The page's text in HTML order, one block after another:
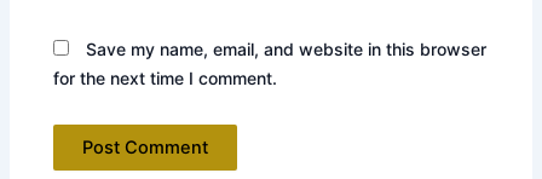
Save my name, email, and website in this browser
for the next time I comment.